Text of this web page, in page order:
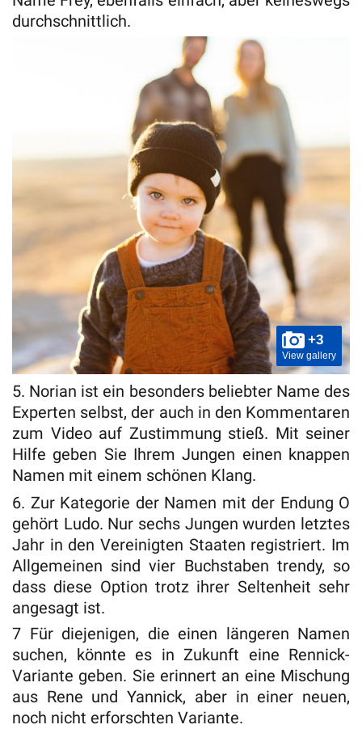
durchschnittlich.
+3
View gallery
5. Norian ist ein besonders beliebter Name des
Experten selbst, der auch in den Kommentaren
zum Video auf Zustimmung stieß. Mit seiner
Hilfe geben Sie Ihrem Jungen einen knappen
Namen mit einem schönen Klang.
6. Zur Kategorie der Namen mit der Endung O
gehört Ludo. Nur sechs Jungen wurden letztes
Jahr in den Vereinigten Staaten registriert. Im
Allgemeinen sind vier Buchstaben trendy, so
dass diese Option trotz ihrer Seltenheit sehr
angesagt ist.
7 Für diejenigen, die einen längeren Namen
suchen, könnte es in Zukunft eine Rennick-
Variante geben. Sie erinnert an eine Mischung
aus Rene und Yannick, aber in einer neuen,
noch nicht erforschten Variante.